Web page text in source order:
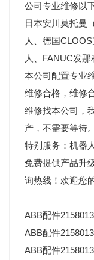
公司专业维修以
日本安川莫托曼
人、德国
人、FANUC发那
本公司配置专业
维修合格，维修
维修找本公司，
产，不需要等
特别服务：机器
免费提供产品升
询热线！欢迎您
ABB配件
ABB配件
ABB配件